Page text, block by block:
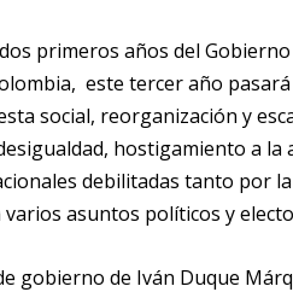
primeros años del
este tercer año
social, reorganización y
hostigamiento a la
debilitadas tanto por
asuntos políticos y
gobierno de Iván Duque